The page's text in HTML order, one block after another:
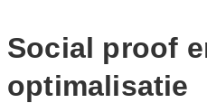
Social proof
optimalisatie